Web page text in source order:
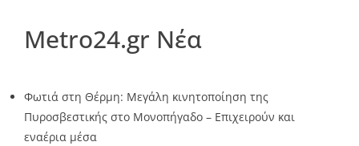
Metro24.gr Νέα
Φωτιά στη Θέρμη: Μεγάλη κινητοποίηση της
Πυροσβεστικής στο Μονοπήγαδο – Επιχειρούν και
εναέρια μέσα